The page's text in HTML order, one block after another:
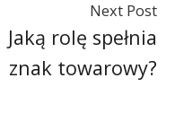
Next Post
Jaką rolę spełnia
znak towarowy?